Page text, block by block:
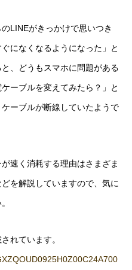
LINEがきっかけで思いつき
になくなるようになった」と
、どうもスマホに問題がある
ーブルを変えてみたら？」と
ーブルが断線していたようで
速く消耗する理由はさまざま
を解説していますので、気に
れています。